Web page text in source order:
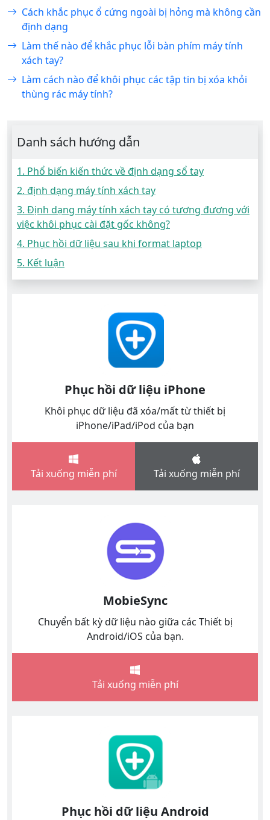
Danh sách hướng dẫn
1. Phổ biến kiến ​​thức về định dạng sổ tay
2. định dạng máy tính xách tay
3. Định dạng máy tính xách tay có tương đương với
việc khôi phục cài đặt gốc không?
4. Phục hồi dữ liệu sau khi format laptop
5. Kết luận
Phục hồi dữ liệu iPhone
Khôi phục dữ liệu đã xóa/mất từ ​​thiết bị
iPhone/iPad/iPod của bạn
Tải xuống miễn phí Tải xuống miễn phí
MobieSync
Chuyển bất kỳ dữ liệu nào giữa các Thiết bị
Android/iOS của bạn.
Tải xuống miễn phí
Phục hồi dữ liệu Android
Cách khắc phục ổ cứng ngoài bị hỏng mà không cần
định dạng
Làm thế nào để khắc phục lỗi bàn phím máy tính
xách tay?
Làm cách nào để khôi phục các tập tin bị xóa khỏi
thùng rác máy tính?